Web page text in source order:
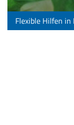
Flexible Hilfen